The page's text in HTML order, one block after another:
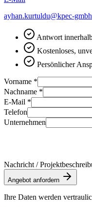
ayhan.kurtuldu@kpec-
Antwort
Kostenloses,
Persönlicher
Vorname *
Nachname *
E-Mail *
Telefon
Unternehmen
Nachricht /
Angebot anfordern
Ihre Daten werden